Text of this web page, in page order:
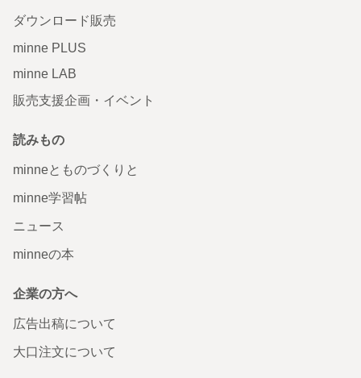
ダウンロード販売
minne PLUS
minne LAB
販売支援企画・イベント
読みもの
minneとものづくりと
minne学習帖
ニュース
minneの本
企業の方へ
広告出稿について
大口注文について